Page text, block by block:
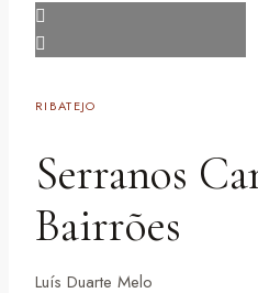
RIBATEJO
Serranos
Bairrões
Luís Duarte Melo